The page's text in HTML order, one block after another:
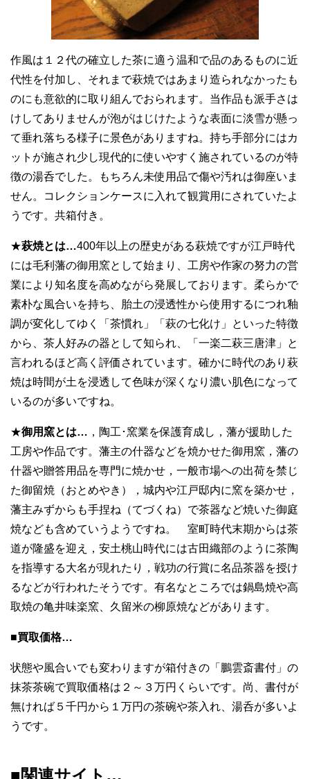
作風は１２代の確立した茶に適う温和で品のあるものに近
代性を付加し、それまで萩焼ではあまり造られなかったも
のにも意欲的に取り組んでおられます。当作品も派手さは
けしてありませんが泡がはじけたような表面に淡雪が懸っ
て垂れ落ちる様子に景色がありますね。持ち手部分にはカ
ットが施され少し現代的に使いやすく施されているのが特
徴の湯呑でした。もちろん未使用品で傷や汚れは御座いま
せん。コレクションケースに入れて観賞用にされていたよ
うです。共箱付き。
★萩焼とは…400年以上の歴史がある萩焼ですが江戸時代
には毛利藩の御用窯として始まり、工房や作家の努力の営
業により知名度を高めながら発展しております。柔らかで
素朴な風合いを持ち、胎土の浸透性から使用するにつれ釉
調が変化してゆく「茶慣れ」「萩の七化け」といった特徴
から、茶人好みの器として知られ、「一楽二萩三唐津」と
言われるほど高く評価されています。確かに時代のあり萩
焼は時間が土を浸透して色味が深くなり濃い肌色になって
いるのが多いですね。
★御用窯とは… ，陶工･窯業を保護育成し，藩が援助した
工房や作品です。藩主の什器などを焼かせた御用窯，藩の
什器や贈答用品を専門に焼かせ，一般市場への出荷を禁じ
た御留焼（おとめやき），城内や江戸邸内に窯を築かせ，
藩主みずからも手捏ね（てづくね）で茶器など焼いた御庭
焼なども含めていうようですね。 室町時代末期からは茶
道が隆盛を迎え，安土桃山時代には古田織部のように茶陶
を指導する大名が現れたり，戦功の行賞に名品茶器を授け
るなどが行われたそうです。有名なところでは鍋島焼や高
取焼の亀井味楽窯、久留米の柳原焼などがあります。
■買取価格…
状態や風合いでも変わりますが箱付きの「鵬雲斎書付」の
抹茶茶碗で買取価格は２～３万円くらいです。尚、書付が
無ければ５千円から１万円の茶碗や茶入れ、湯呑が多いよ
うです。
■関連サイト…